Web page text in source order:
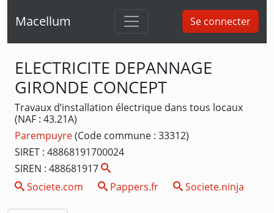
Macellum Se connecter
ELECTRICITE DEPANNAGE
GIRONDE CONCEPT
Travaux d’installation électrique dans tous locaux
(NAF : 43.21A)
Parempuyre(Code commune : 33312)
SIRET : 48868191700024
SIREN : 488681917
Societe.com
Pappers.fr Societe.ninja